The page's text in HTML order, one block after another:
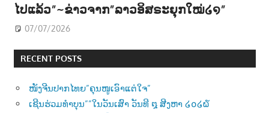
ໄປແລ້ວ”~ຂ່າວຈາກ”ລາວອິສຣະຍຸກໃໝ່໒໑”
07/07/2026
RECENT POSTS
ໜັງຈີນປາກໄທຍ”ຄຸນໜູເອົາແຕ່ໃຈ”
ເຊີນຮ່ວມທຳບຸນ””ໃນວັນເສົາ ວັນທີ ໘ ສີງຫາ ໒໐໒໖